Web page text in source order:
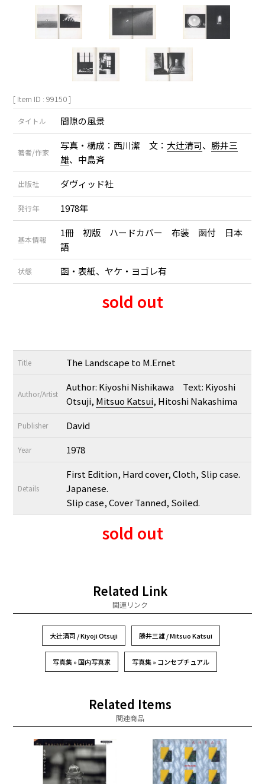
[ Item ID : 99150 ]
タイトル 間隙の風景
著者/作家
写真・構成：西川潔 文： 大辻清司、 勝井三
雄、中島斉
出版社 ダヴィッド社
発行年 1978年
基本情報
1冊 初版 ハードカバー 布装 函付 日本
語
状態 函・表紙、ヤケ・ヨゴレ有
sold out
Title The Landscape to M.Ernet
Author/Artist
Author: Kiyoshi Nishikawa Text: Kiyoshi
Otsuji, Mitsuo Katsui, Hitoshi Nakashima
Publisher David
Year 1978
Details
First Edition, Hard cover, Cloth, Slip case.
Japanese.
Slip case, Cover Tanned, Soiled.
sold out
Related Link
関連リンク
大辻清司 / Kiyoji Otsuji 勝井三雄 / Mitsuo Katsui
写真集 » 国内写真家 写真集 » コンセプチュアル
Related Items
関連商品